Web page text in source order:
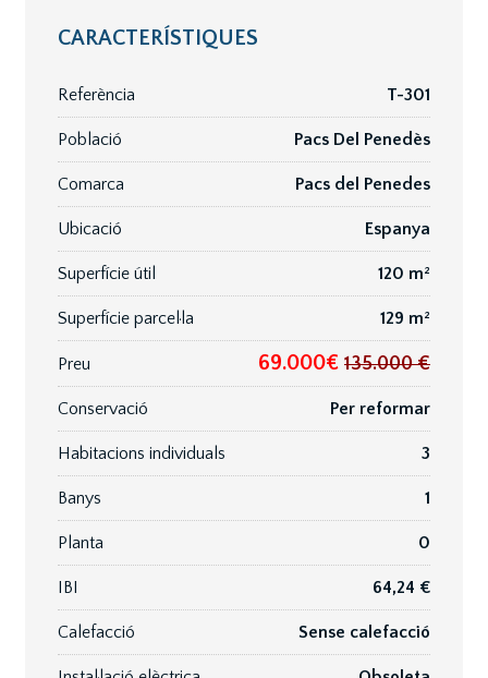
CARACTERÍSTIQUES
Referència T-301
Població Pacs Del Penedès
Comarca Pacs del Penedes
Ubicació Espanya
Superfície útil 120 m²
Superfície parcel·la 129 m²
Preu 69.000€ 135.000 €
Conservació Per reformar
Habitacions individuals 3
Banys 1
Planta 0
IBI 64,24 €
Calefacció Sense calefacció